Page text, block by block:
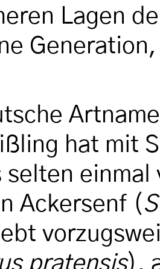
Lagen
hat mit
selten
Ackersenf (
pratensis),